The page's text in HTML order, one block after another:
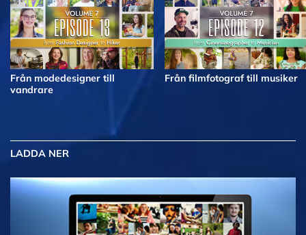
Från modedesigner till
vandrare
Från filmfotograf till musiker
LADDA NER